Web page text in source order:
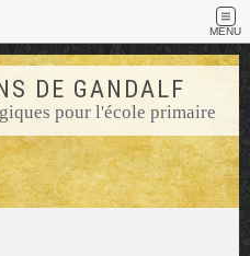
MENU
DE GANDALF
pour l'école primaire